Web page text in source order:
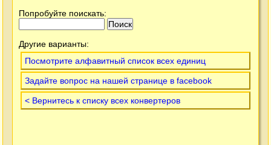
Попробуйте поискать:
Другие варианты:
Посмотрите алфавитный список всех единиц
Задайте вопрос на нашей странице в facebook
< Вернитесь к списку всех конвертеров